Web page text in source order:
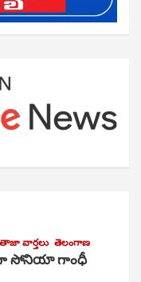
తాజా వార్తలు తెలంగాణ
సోనియా గాంధీ